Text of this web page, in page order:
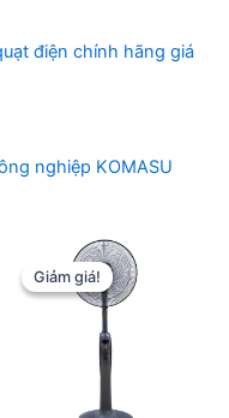
điện chính hãng giá
nghiệp KOMASU
Giảm giá!
Giảm giá!